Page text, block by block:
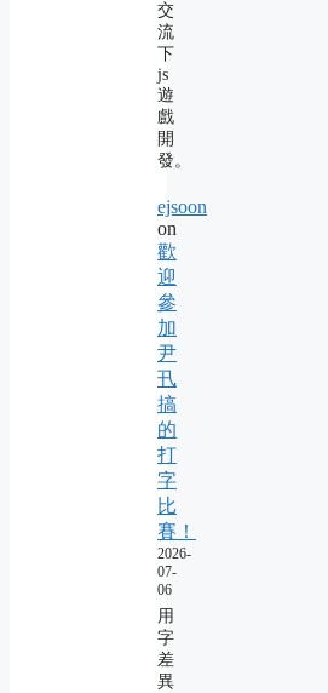
交
流
下
js
遊
戲
開
發。
ejsoon
on
歡
迎
參
加
尹
卂
搞
的
打
字
比
賽！
2026-
07-
06
用
字
差
異